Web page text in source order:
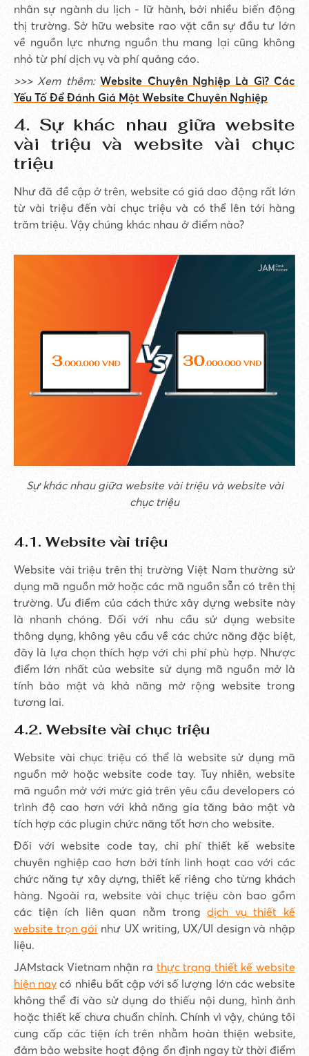
nhân sự ngành du lịch - lữ hành, bởi nhiều biến động
thị trường. Sở hữu website rao vặt cần sự đầu tư lớn
về nguồn lực nhưng nguồn thu mang lại cũng không
nhỏ từ phí dịch vụ và phí quảng cáo.
>>> Xem thêm: Website Chuyên Nghiệp Là Gì? Các
Yếu Tố Để Đánh Giá Một Website Chuyên Nghiệp
4. Sự khác nhau giữa website
vài triệu và website vài chục
triệu
Như đã đề cập ở trên, website có giá dao động rất lớn
từ vài triệu đến vài chục triệu và có thể lên tới hàng
trăm triệu. Vậy chúng khác nhau ở điểm nào?
Sự khác nhau giữa website vài triệu và website vài
chục triệu
4.1. Website vài triệu
Website vài triệu trên thị trường Việt Nam thường sử
dụng mã nguồn mở hoặc các mã nguồn sẵn có trên thị
trường. Ưu điểm của cách thức xây dựng website này
là nhanh chóng. Đối với nhu cầu sử dụng website
thông dụng, không yêu cầu về các chức năng đặc biệt,
đây là lựa chọn thích hợp với chi phí phù hợp. Nhược
điểm lớn nhất của website sử dụng mã nguồn mở là
tính bảo mật và khả năng mở rộng website trong
tương lai.
4.2. Website vài chục triệu
Website vài chục triệu có thể là website sử dụng mã
nguồn mở hoặc website code tay. Tuy nhiên, website
mã nguồn mở với mức giá trên yêu cầu developers có
trình độ cao hơn với khả năng gia tăng bảo mật và
tích hợp các plugin chức năng tốt hơn cho website.
Đối với website code tay, chi phí thiết kế website
chuyên nghiệp cao hơn bởi tính linh hoạt cao với các
chức năng tự xây dựng, thiết kế riêng cho từng khách
hàng. Ngoài ra, website vài chục triệu còn bao gồm
các tiện ích liên quan nằm trongdịch vụ thiết kế
website trọn gói như UX writing, UX/UI design và nhập
liệu.
JAMstack Vietnam nhận ra thực trạng thiết kế website
hiện nay có nhiều bất cập với số lượng lớn các website
không thể đi vào sử dụng do thiếu nội dung, hình ảnh
hoặc thiết kế chưa chuẩn chỉnh. Chính vì vậy, chúng tôi
cung cấp các tiện ích trên nhằm hoàn thiện website,
đảm bảo website hoạt động ổn định ngay từ thời điểm